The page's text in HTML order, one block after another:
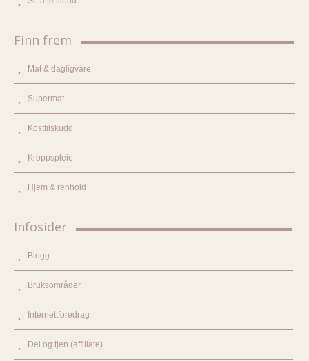
Finn frem
Mat & dagligvare
Supermat
Kosttilskudd
Kroppspleie
Hjem & renhold
Infosider
Blogg
Bruksområder
Internettforedrag
Del og tjen (affiliate)